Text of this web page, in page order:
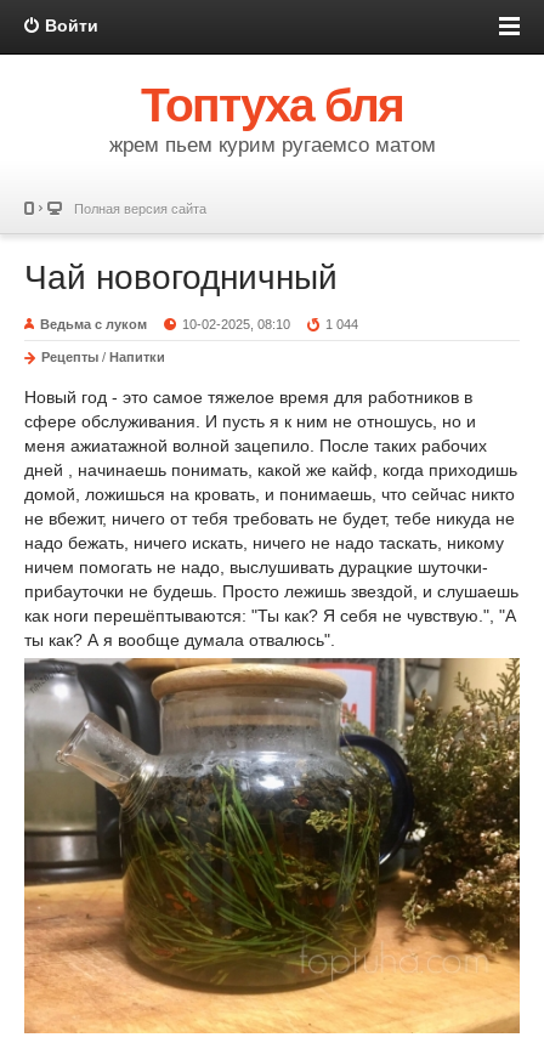
Войти
Топтуха бля
жрем пьем курим ругаемсо матом
Полная версия сайта
Чай новогодничный
Ведьма с луком 10-02-2025, 08:10 1 044
Рецепты / Напитки
Новый год - это самое тяжелое время для работников в
сфере обслуживания. И пусть я к ним не отношусь, но и
меня ажиатажной волной зацепило. После таких рабочих
дней , начинаешь понимать, какой же кайф, когда приходишь
домой, ложишься на кровать, и понимаешь, что сейчас никто
не вбежит, ничего от тебя требовать не будет, тебе никуда не
надо бежать, ничего искать, ничего не надо таскать, никому
ничем помогать не надо, выслушивать дурацкие шуточки-
прибауточки не будешь. Просто лежишь звездой, и слушаешь
как ноги перешёптываются: "Ты как? Я себя не чувствую.", "А
ты как? А я вообще думала отвалюсь".